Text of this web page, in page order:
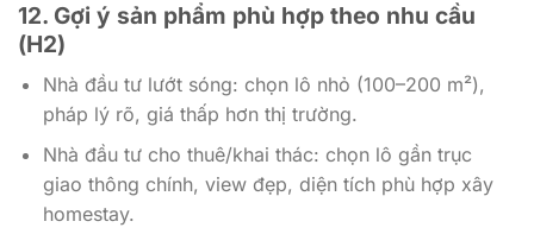
12. Gợi ý sản phẩm phù hợp theo nhu cầu
(H2)
Nhà đầu tư lướt sóng: chọn lô nhỏ (100–200 m²),
pháp lý rõ, giá thấp hơn thị trường.
Nhà đầu tư cho thuê/khai thác: chọn lô gần trục
giao thông chính, view đẹp, diện tích phù hợp xây
homestay.